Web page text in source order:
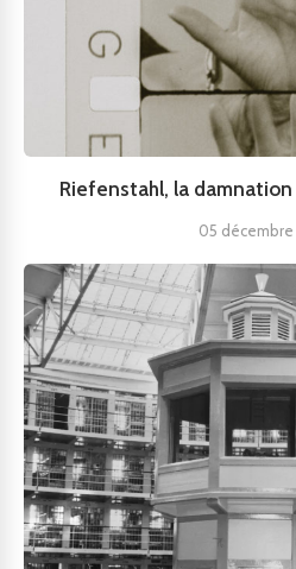
Riefenstahl, la damnation
05